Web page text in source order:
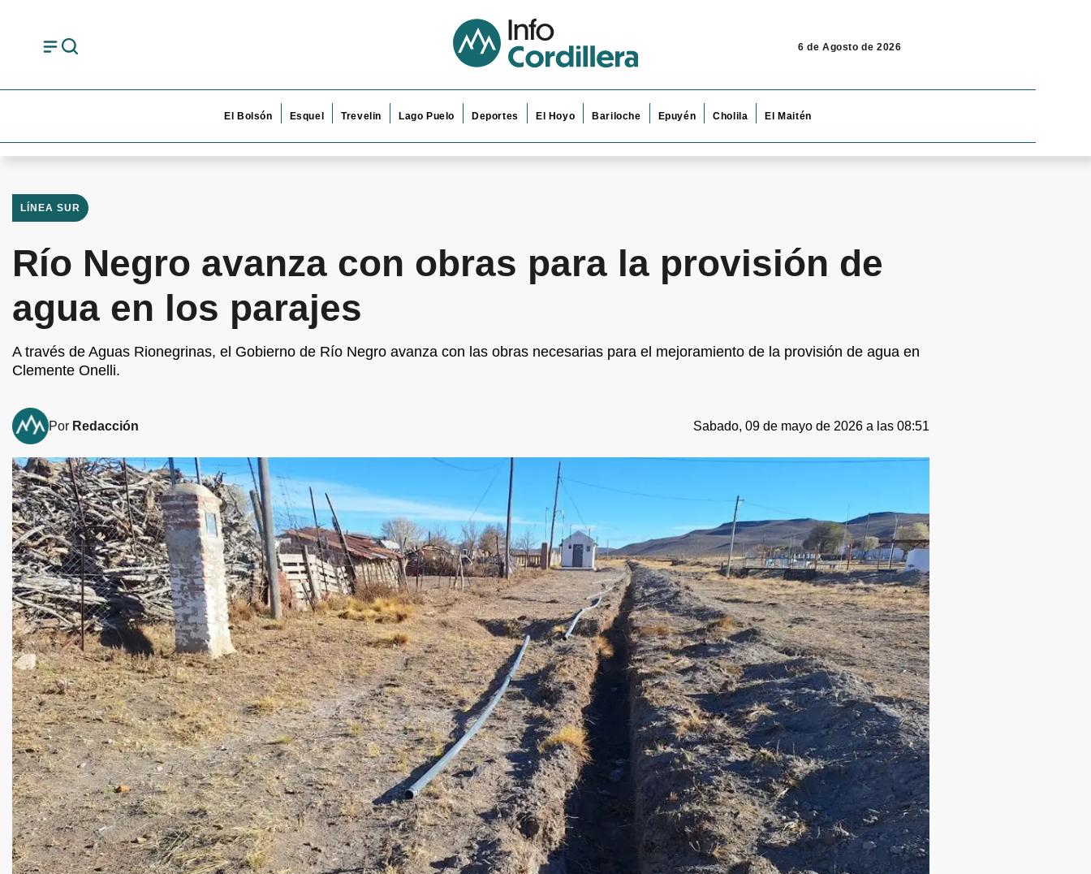
6 de Agosto de 2026
El Bolsón Esquel Trevelin Lago Puelo Deportes El Hoyo Bariloche Epuyén Cholila El Maitén
LÍNEA SUR
Río Negro avanza con obras para la provisión de
agua en los parajes
A través de Aguas Rionegrinas, el Gobierno de Río Negro avanza con las obras necesarias para el mejoramiento de la provisión de agua en
Clemente Onelli.
Por Redacción Sabado, 09 de mayo de 2026 a las 08:51